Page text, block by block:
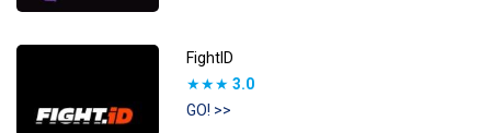
FightID
★★★ 3.0
GO! >>